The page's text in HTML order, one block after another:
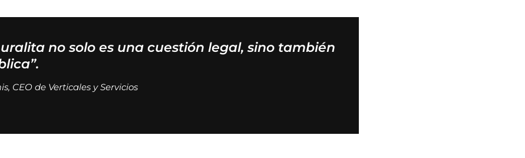
no solo es una cuestión legal, sino también
CEO de Verticales y Servicios